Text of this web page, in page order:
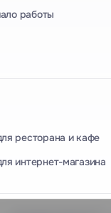
работы
ресторана и кафе
интернет-магазина